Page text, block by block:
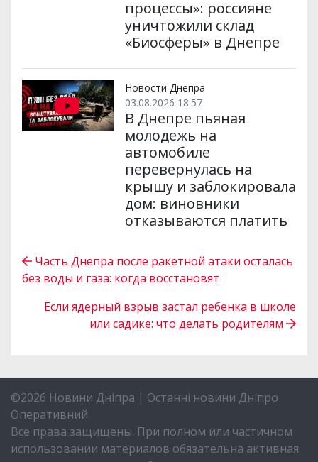
процессы»: россияне
уничтожили склад
«Биосферы» в Днепре
Новости Днепра
03.08.2026 18:57
В Днепре пьяная
молодежь на
автомобиле
перевернулась на
крышу и заблокировала
дом: виновники
отказываются платить
Часть Днепра после ракетной атаки осталась
без воды и газа: когда восстановят
Если ядерный взрыв застал ребенка в школе
или садике: что делать родителям
©2026 Новини Дніпра | Останні новини Дніпро
Оперативний
Все права защищены. При полном или частичном
использовании материалов обязательна активная